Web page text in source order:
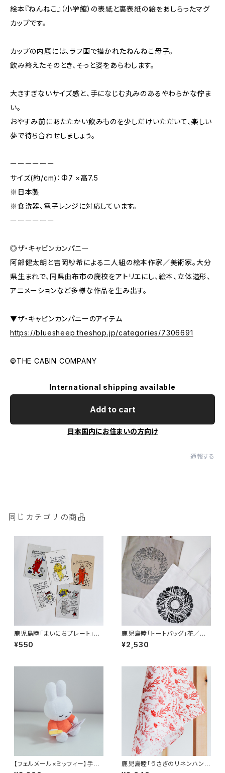
絵本『ねんねこ』（小学館）の表紙と裏表紙の絵をあしらったマグ
カップです。
カップの内底には、ラフ画で描かれたねんねこ母子。
飲み終えたそのとき、そっと姿をあらわします。
大きすぎないサイズ感と、手になじむ丸みのあるやわらかな佇ま
い。
おやすみ前にあたたかい飲みものを少しだけいただいて、楽しい
夢で待ち合わせしましょう。
ーーーーーー
サイズ(約/cm)：Φ7 ×高7.5
※日本製
※食洗器、電子レンジに対応しています。
ーーーーーー
◎ザ・キャビンカンパニー
阿部健太朗と吉岡紗希による二人組の絵本作家／美術家。大分
県生まれで、同県由布市の廃校をアトリエにし、絵本、立体造形、
アニメーションなど多様な作品を生み出す。
▼ザ・キャビンカンパニーのアイテム
https://bluesheep.theshop.jp/categories/7306691
©️THE CABIN COMPANY
International shipping available
Add to cart
日本国内にお住まいの方向け
通報する
同じカテゴリの商品
鹿児島睦「まいにちプレート」全
5種
¥550
鹿児島睦「トートバッグ」花／ラ
イオン
¥2,530
【フェルメール×ミッフィー】手紙
を書くミッフィー（マスコット）
鹿児島睦「うさぎのリネンハンカ
チ」